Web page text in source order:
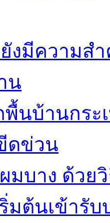
ยังมีความ
น
พื้นบ้านกร
ดข่วน
มบาง ด้วย
มต้นเข้ารั